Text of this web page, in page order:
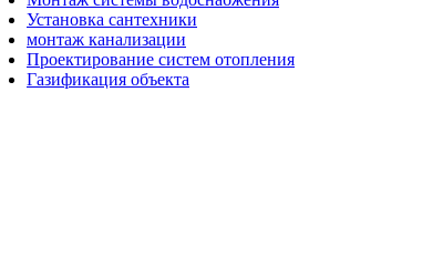
Установка сантехники
монтаж канализации
Проектирование систем отопления
Газификация объекта